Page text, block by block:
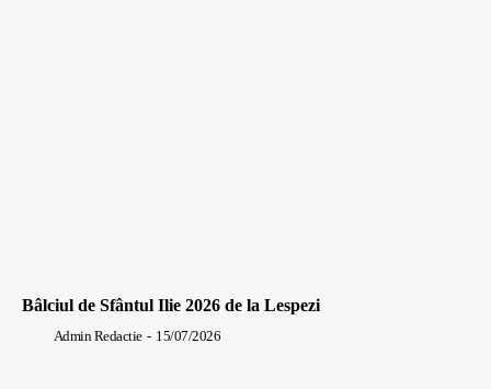
Bâlciul de Sfântul Ilie 2026 de la Lespezi
Admin Redactie - 15/07/2026